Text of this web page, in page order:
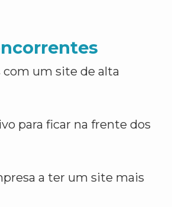
com um site de alta
para ficar na frente dos
a ter um site mais